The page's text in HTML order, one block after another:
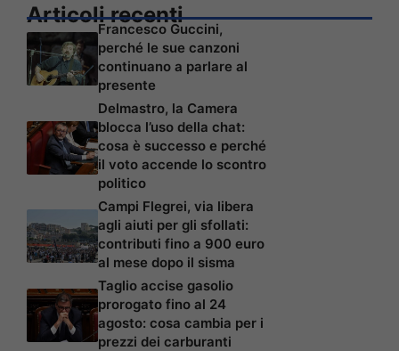
Articoli recenti
Francesco Guccini,
perché le sue canzoni
continuano a parlare al
presente
Delmastro, la Camera
blocca l’uso della chat:
cosa è successo e perché
il voto accende lo scontro
politico
Campi Flegrei, via libera
agli aiuti per gli sfollati:
contributi fino a 900 euro
al mese dopo il sisma
Taglio accise gasolio
prorogato fino al 24
agosto: cosa cambia per i
prezzi dei carburanti